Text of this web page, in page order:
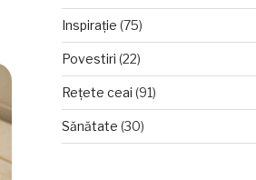
Inspirație (75)
Povestiri (22)
Rețete ceai (91)
Sănătate (30)